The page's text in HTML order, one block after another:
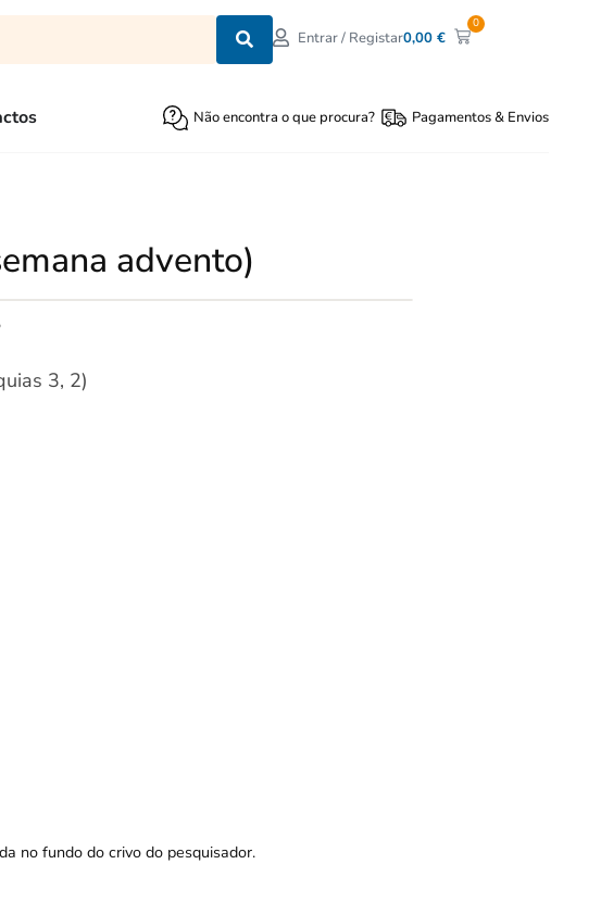
Entrar / Registar0,00€
0
Não encontra o que procura? Pagamentos & Envios
advento)
3, 2)
no fundo do crivo do pesquisador.